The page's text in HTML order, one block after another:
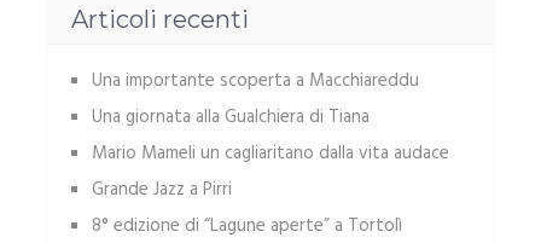
Articoli recenti
Una importante scoperta a Macchiareddu
Una giornata alla Gualchiera di Tiana
Mario Mameli un cagliaritano dalla vita audace
Grande Jazz a Pirri
8° edizione di “Lagune aperte” a Tortolì